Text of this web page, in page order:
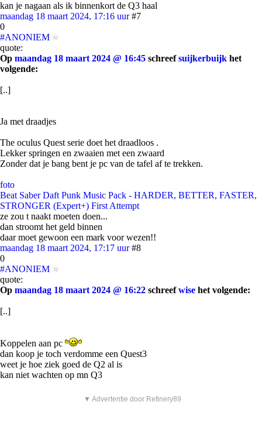
kan je nagaan als ik binnenkort de Q3 haal
maandag 18 maart 2024, 17:16 uur #7
0
#ANONIEM
quote:
Op maandag 18 maart 2024 @ 16:45 schreefsuijkerbuijk het
volgende:
[..]
Ja met draadjes
The oculus Quest serie doet het draadloos .
Lekker springen en zwaaien met een zwaard
Zonder dat je bang bent je pc van de tafel af te trekken.
foto
Beat Saber Daft Punk Music Pack - HARDER, BETTER, FASTER,
STRONGER (Expert+) First Attempt
ze zou t naakt moeten doen...
dan stroomt het geld binnen
daar moet gewoon een mark voor wezen!!
maandag 18 maart 2024, 17:17 uur #8
0
#ANONIEM
quote:
Op maandag 18 maart 2024 @ 16:22 schreefwise het volgende:
[..]
Koppelen aan pc
dan koop je toch verdomme een Quest3
weet je hoe ziek goed de Q2 al is
kan niet wachten op mn Q3
▼ Advertentie door Refinery89